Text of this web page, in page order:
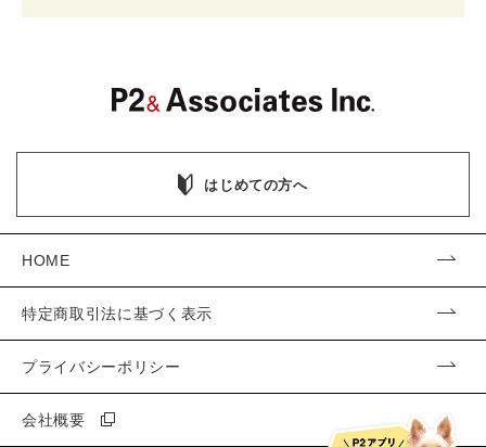
はじめての方へ
HOME
特定商取引法に基づく表示
プライバシーポリシー
会社概要